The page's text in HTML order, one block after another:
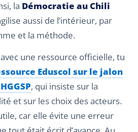
la Démocratie au Chili
aussi de l’intérieur, par
et la méthode.
une ressource officielle, tu
Eduscol sur le jalon
, qui insiste sur la
et sur les choix des acteurs.
car elle évite une erreur